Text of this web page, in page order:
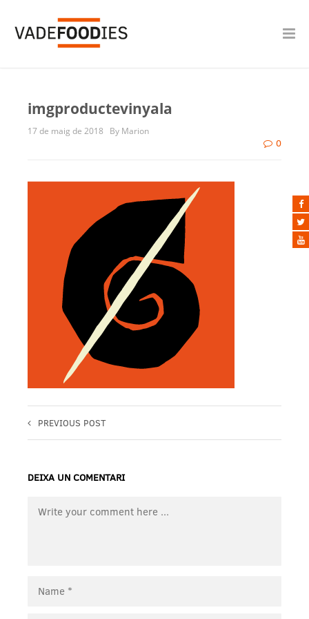
imgproductevinyala
17 de maig de 2018 By Marion
0
PREVIOUS POST
DEIXA UN COMENTARI